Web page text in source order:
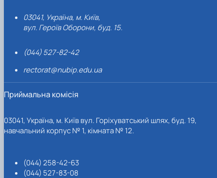
03041, Україна, м. Київ,
вул. Героїв Оборони, буд. 15.
(044) 527-82-42
rectorat@nubip.edu.ua
Приймальна комісія
03041, Україна, м. Київ вул. Горіхуватський шлях, буд. 19,
навчальний корпус № 1, кімната № 12.
(044) 258-42-63
(044) 527-83-08